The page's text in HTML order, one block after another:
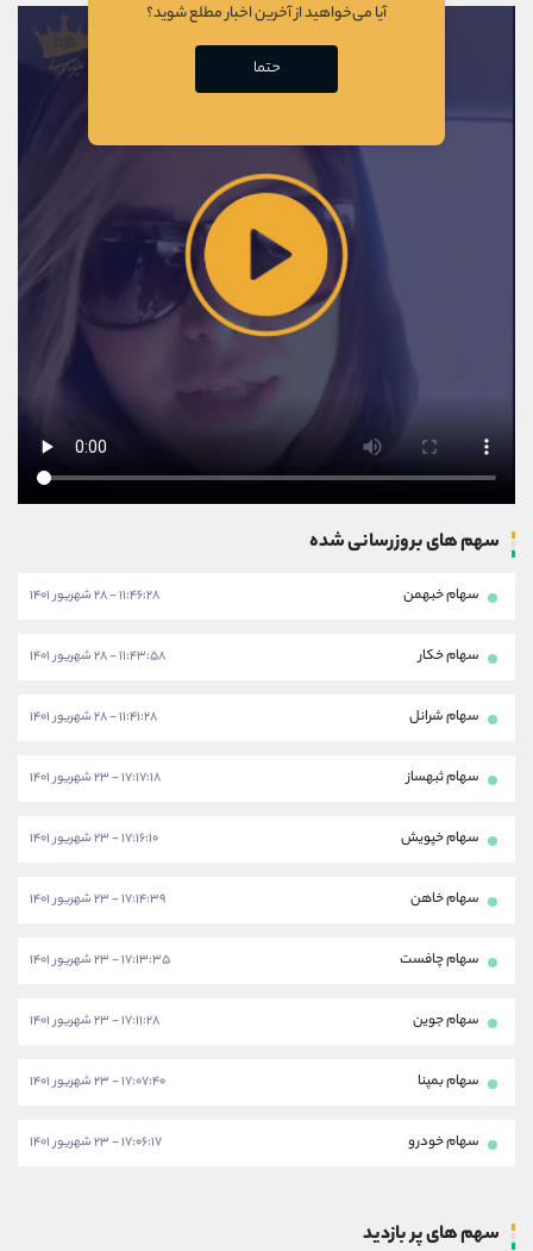
سهم های بروزرسانی شده
سهام خبهمن ۱۱:۴۶:۲۸ - ۲۸ شهریور ۱۴۰۱
سهام خکار ۱۱:۴۳:۵۸ - ۲۸ شهریور ۱۴۰۱
سهام شرانل ۱۱:۴۱:۲۸ - ۲۸ شهریور ۱۴۰۱
سهام ثبهساز ۱۷:۱۷:۱۸ - ۲۳ شهریور ۱۴۰۱
سهام خپویش ۱۷:۱۶:۱۰ - ۲۳ شهریور ۱۴۰۱
سهام خاهن ۱۷:۱۴:۳۹ - ۲۳ شهریور ۱۴۰۱
سهام چافست ۱۷:۱۳:۳۵ - ۲۳ شهریور ۱۴۰۱
سهام جوین ۱۷:۱۱:۲۸ - ۲۳ شهریور ۱۴۰۱
سهام بمپنا ۱۷:۰۷:۴۰ - ۲۳ شهریور ۱۴۰۱
سهام خودرو ۱۷:۰۶:۱۷ - ۲۳ شهریور ۱۴۰۱
سهم های پر بازدید
آیا می‌خواهید از آخرین اخبار مطلع شوید؟
حتما